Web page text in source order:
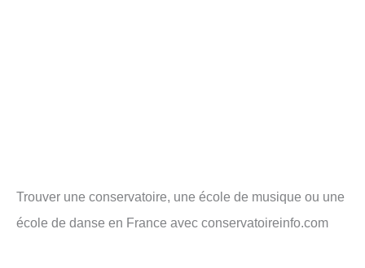
Trouver une conservatoire, une école de musique ou une
école de danse en France avec conservatoireinfo.com